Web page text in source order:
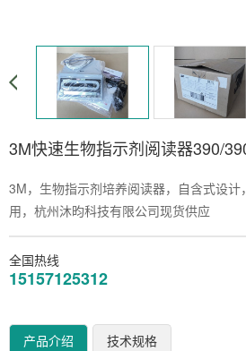
3M快速生物指示剂阅读器390/
3M，生物指示剂培养阅读器，自含式设
用，杭州沐昀科技有限公司现货供应
全国热线
15157125312
产品介绍 技术规格